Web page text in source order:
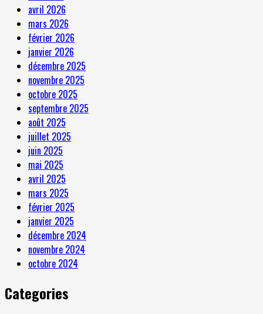
avril 2026
mars 2026
février 2026
janvier 2026
décembre 2025
novembre 2025
octobre 2025
septembre 2025
août 2025
juillet 2025
juin 2025
mai 2025
avril 2025
mars 2025
février 2025
janvier 2025
décembre 2024
novembre 2024
octobre 2024
Categories